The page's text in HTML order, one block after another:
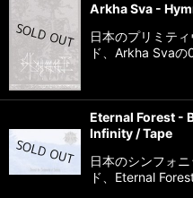
絞
Arkha Sva -
日本のプリミテ
ド、Arkha Sva
Eternal Forest -
Infinity / Tape
日本のシンフォ
ド、Eternal